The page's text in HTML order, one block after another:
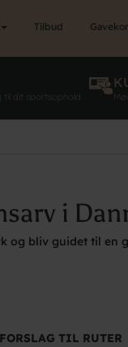
Tilbud
til dit sportsophold
i
og bliv guidet til en
FORSLAG TIL RUTER